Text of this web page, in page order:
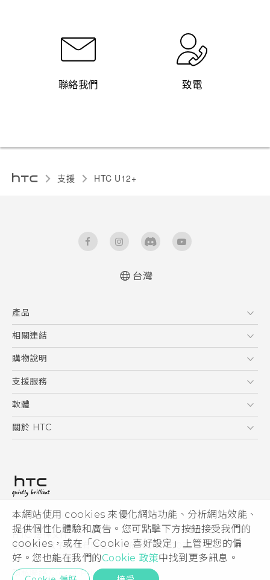
本網站使用 cookies 來優化網站功能、分析網站效能、
提供個性化體驗和廣告。您可點擊下方按鈕接受我們的
cookies，或在「Cookie 喜好設定」上管理您的偏
好。您也能在我們的Cookie 政策中找到更多訊息。
聯絡我們 致電
支援 HTC U12+‎
台灣
產品
5G
智慧型手機
配件
相關連結
HTC Research
購物說明
購物須知
訂單管理
付款方式
支援服務
到府收送維修服務
服務中心資訊
客戶服務佈告欄
軟體
應用程式
HTC Sync Manager
關於 HTC
投資人
隱私權政策
產品安全性
Cookie
© 2011-2026 HTC Corporation
HTC 法律文件
宏達國際電子股份有限公司 | 統一編號16003518
隱私聯絡: Global-Privacy@htc.com